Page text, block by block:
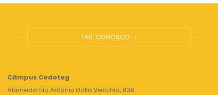
FALE CONOSCO
Câmpus Cedeteg
Alameda Élio Antonio Dalla Vecchia, 838